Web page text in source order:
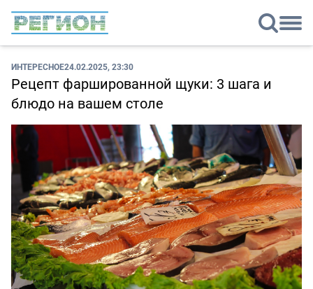
ИНТЕРЕСНОЕ24.02.2025, 23:30
Рецепт фаршированной щуки: 3 шага и
блюдо на вашем столе